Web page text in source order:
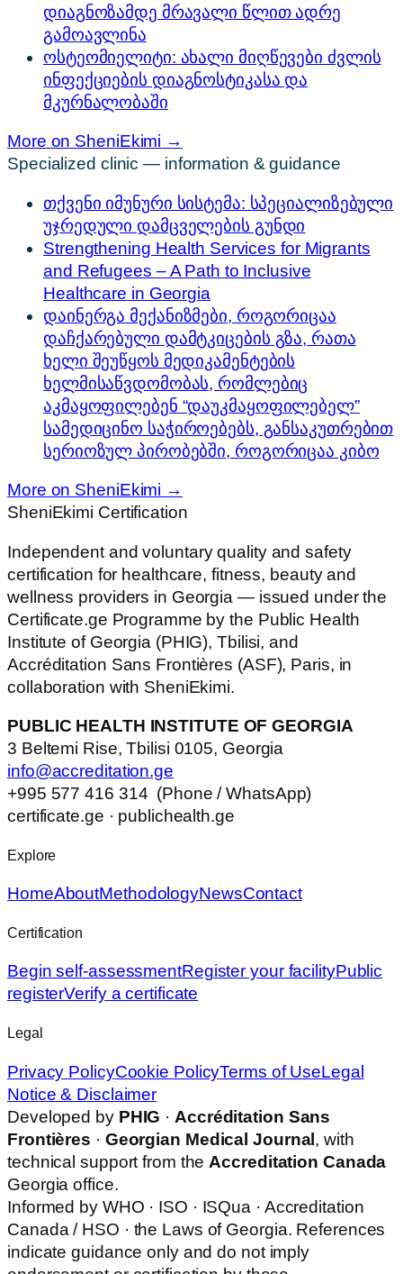
დიაგნოზამდე მრავალი წლით ადრე
გამოავლინა
ოსტეომიელიტი: ახალი მიღწევები ძვლის
ინფექციების დიაგნოსტიკასა და
მკურნალობაში
More on SheniEkimi →
Specialized clinic — information & guidance
თქვენი იმუნური სისტემა: სპეციალიზებული
უჯრედული დამცველების გუნდი
Strengthening Health Services for Migrants
and Refugees – A Path to Inclusive
Healthcare in Georgia
დაინერგა მექანიზმები, როგორიცაა
დაჩქარებული დამტკიცების გზა, რათა
ხელი შეუწყოს მედიკამენტების
ხელმისაწვდომობას, რომლებიც
აკმაყოფილებენ “დაუკმაყოფილებელ”
სამედიცინო საჭიროებებს, განსაკუთრებით
სერიოზულ პირობებში, როგორიცაა კიბო
More on SheniEkimi →
SheniEkimi Certification
Independent and voluntary quality and safety
certification for healthcare, fitness, beauty and
wellness providers in Georgia — issued under the
Certificate.ge Programme by the Public Health
Institute of Georgia (PHIG), Tbilisi, and
Accréditation Sans Frontières (ASF), Paris, in
collaboration with SheniEkimi.
PUBLIC HEALTH INSTITUTE OF GEORGIA
3 Beltemi Rise, Tbilisi 0105, Georgia
info@accreditation.ge
+995 577 416 314 (Phone / WhatsApp)
certificate.ge · publichealth.ge
Explore
HomeAboutMethodologyNewsContact
Certification
Begin self-assessmentRegister your facilityPublic
registerVerify a certificate
Legal
Privacy PolicyCookie PolicyTerms of UseLegal
Notice & Disclaimer
Developed by PHIG · Accréditation Sans
Frontières · Georgian Medical Journal, with
technical support from the Accreditation Canada
Georgia office.
Informed by WHO · ISO · ISQua · Accreditation
Canada / HSO · the Laws of Georgia. References
indicate guidance only and do not imply